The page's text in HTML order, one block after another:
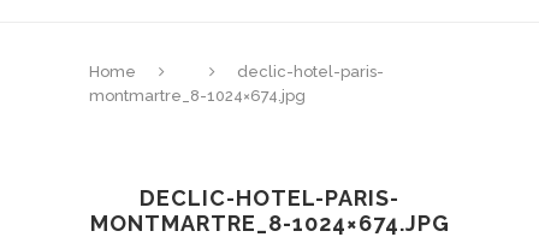
Home
declic-hotel-paris-
montmartre_8-1024×674.jpg
DECLIC-HOTEL-PARIS-
MONTMARTRE_8-1024×674.JPG